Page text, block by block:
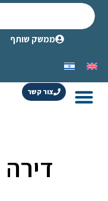
ממשק שותף
צור קשר
דירה 119 אתונה